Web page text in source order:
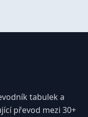
tabulek a
převod mezi 30+